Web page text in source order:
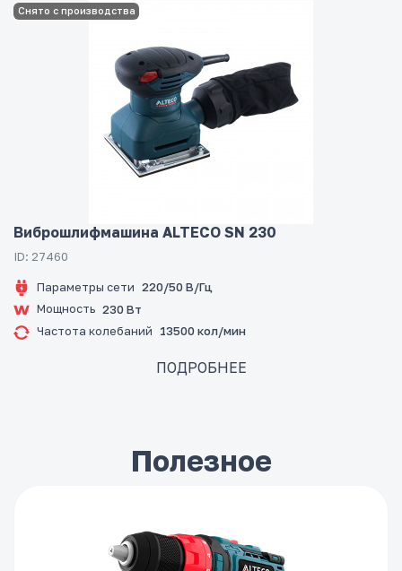
Снято с производства
Виброшлифмашина ALTECO SN 230
ID: 27460
Параметры сети 220/50 В/Гц
Мощность 230 Вт
Частота колебаний
13500 кол/мин
ПОДРОБНЕЕ
Полезное